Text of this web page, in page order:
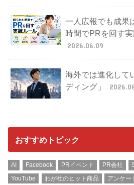
一人広報でも成果
時間でPRを回す
2026.06.09
海外では進化して
ディング」
おすすめトピック
AI Facebook PRイベント PR会社
YouTube
わが社のヒット商品 アンケー